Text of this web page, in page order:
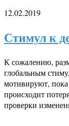
12.02.2019
Стимул к
К сожалению,
глобальным
мотивируют, пока
происходит
проверки